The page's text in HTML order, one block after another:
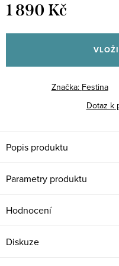
1 890 Kč
cena:
Značka: Festina
Dotaz k
Popis produktu
Parametry produktu
Hodnocení
Diskuze